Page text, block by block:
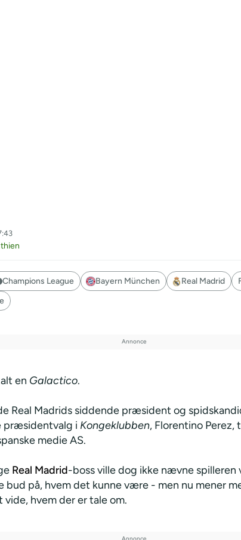
Bayern München Real Madrid
Champions League
en Galactico.
Real Madrids siddende præsident og
præsidentvalg i Kongeklubben, Florentino Perez,
medie AS.
Real Madrid-boss ville dog ikke nævne spilleren
bud på, hvem det kunne være - men nu mener
vide, hvem der er tale om.